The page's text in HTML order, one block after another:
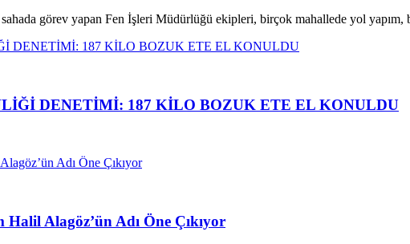
görev yapan Fen İşleri Müdürlüğü ekipleri, birçok mahallede yol yapım,
DENETİMİ: 187 KİLO BOZUK ETE EL KONULDU
Alagöz’ün Adı Öne Çıkıyor